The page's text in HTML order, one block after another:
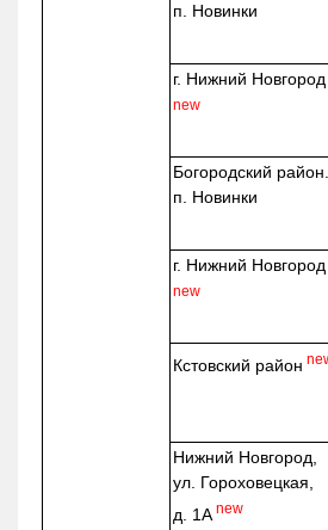
п. Новинки
г. Нижний Новгород
new
Богородский
п. Новинки
г. Нижний Новгород
new
Кстовский район
Нижний Новгород,
ул. Гороховецкая,
д. 1А new